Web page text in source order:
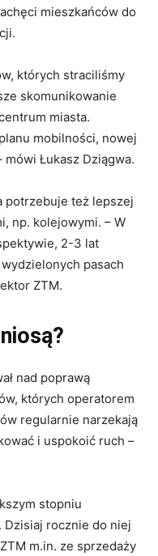
mieszkańców do
których straciliśmy
skomunikowanie
miasta.
mobilności, nowej
Łukasz Dziągwa.
potrzebuje też lepszej
np. kolejowymi. – W
2-3 lat
pasach
ZTM.
nad poprawą
których operatorem
regularnie narzekają
i uspokoić ruch –
stopniu
Dzisiaj rocznie do niej
m.in. ze sprzedaży